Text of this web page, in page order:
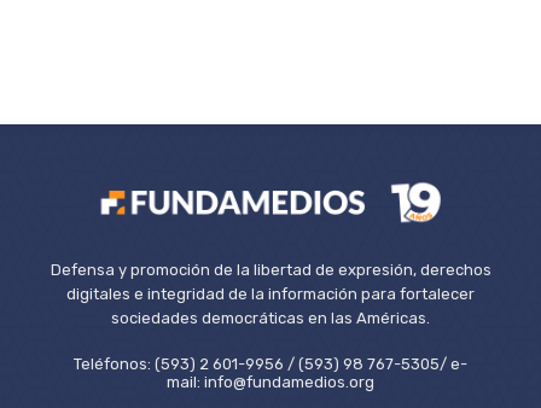
Defensa y promoción de la libertad de expresión, derechos
digitales e integridad de la información para fortalecer
sociedades democráticas en las Américas.
Teléfonos: (593) 2 601-9956 / (593) 98 767-5305/ e-
mail: info@fundamedios.org